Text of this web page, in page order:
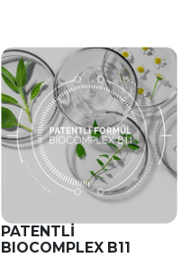
PATENTLİ
BIOCOMPLEX B11